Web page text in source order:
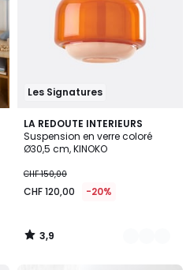
Les Signatures
LA REDOUTE INTERIEURS
Suspension en verre coloré
Ø30,5 cm, KINOKO
CHF 150,00
CHF 120,00 -20%
3,9
/ 5
6
Couleurs
3,9
/